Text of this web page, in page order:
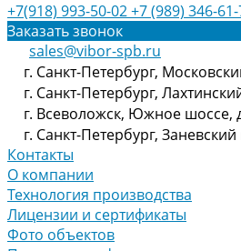
+7(918) 993-50-02+7 (989) 346-
Заказать звонок
sales@vibor-spb.ru
г. Санкт-Петербург,
г. Санкт-Петербург,
г. Всеволожск, Южное шоссе,
г. Санкт-Петербург, Заневский
Контакты
О компании
Технология производства
Лицензии и сертификаты
Фото объектов